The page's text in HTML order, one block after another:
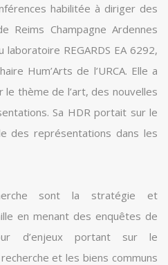
habilitée à diriger des
Reims Champagne Ardennes
laboratoire REGARDS EA 6292,
Hum’Arts de l’URCA. Elle a
le thème de l’art, des nouvelles
Sa HDR portait sur le
des représentations dans les
sont la stratégie et
en menant des enquêtes de
d’enjeux portant sur le
et les biens communs